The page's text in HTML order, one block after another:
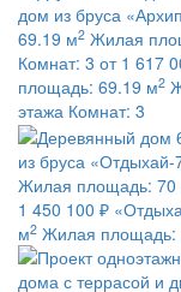
дом из бруса
69.19 м2 Жилая
Комнат: 3 от 1 617
площадь: 69.19 м2
этажа Комнат: 3
из бруса «Отдыхай-
Жилая площадь: 70
1 450 100 ₽
м2 Жилая площадь: